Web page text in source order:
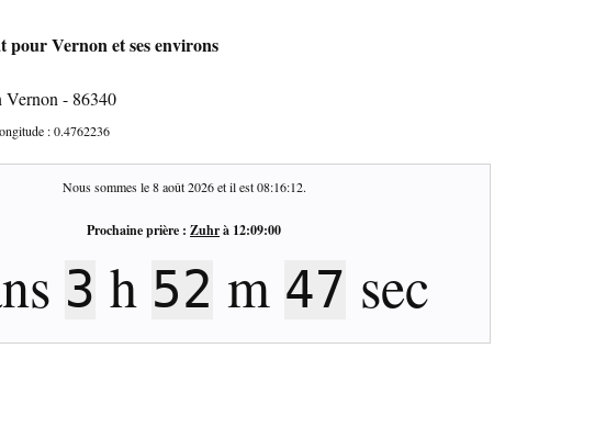
pour Vernon et ses environs
Vernon - 86340
:0.4762236
Nous sommes le8 août 2026et il est08:16:12.
Prochaine prière : Zuhrà 12:09:00
3 h 52 m 47 sec